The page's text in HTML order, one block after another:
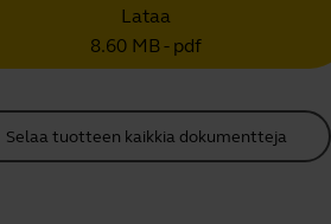
Lataa
8.60 MB - pdf
Selaa tuotteen kaikkia dokumentteja